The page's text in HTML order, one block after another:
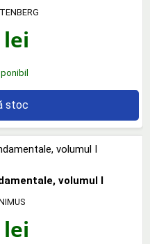
lei
stoc
volumul I
lei